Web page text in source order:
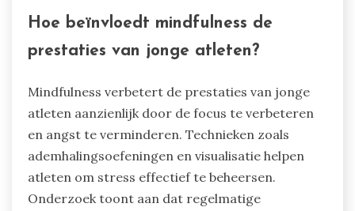
Hoe beïnvloedt mindfulness de
prestaties van jonge atleten?
Mindfulness verbetert de prestaties van jonge
atleten aanzienlijk door de focus te verbeteren
en angst te verminderen. Technieken zoals
ademhalingsoefeningen en visualisatie helpen
atleten om stress effectief te beheersen.
Onderzoek toont aan dat regelmatige